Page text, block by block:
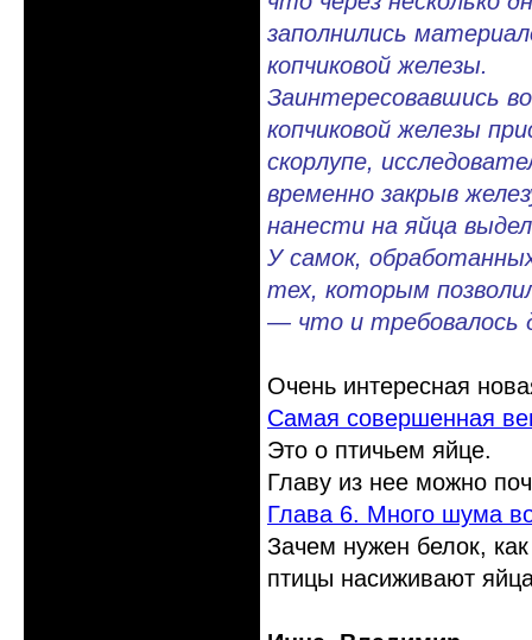
заполнились
копчиковой железы.
Заинтересовавшись
копчиковой железы
скорлупе,
временно закрыв
нанести на яйца
У самок,
тех, которым
— что и требовалось
Очень интересная
Самая совершенная
Это о птичьем яйце.
Главу из нее можно
Глава 6. Много шума
Зачем нужен белок,
птицы насиживают